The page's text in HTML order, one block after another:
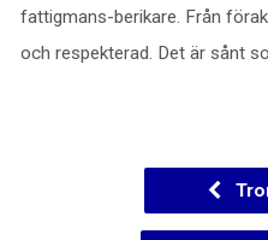
fattigmans-berikare. Från
och respekterad. Det är sånt